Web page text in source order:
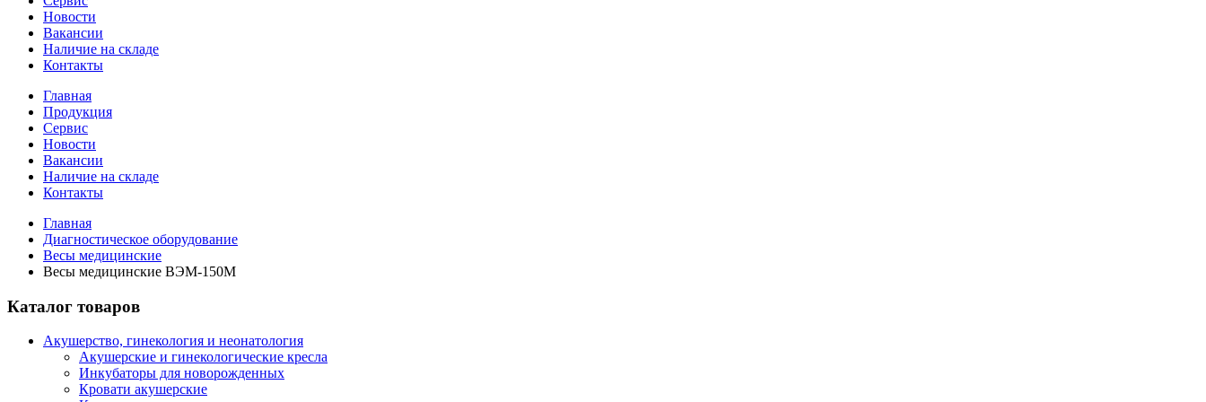
Новости
Вакансии
Наличие на складе
Контакты
Главная
Продукция
Сервис
Новости
Вакансии
Наличие на складе
Контакты
Главная
Диагностическое оборудование
Весы медицинские
Весы медицинские ВЭМ-150М
Каталог товаров
Акушерство, гинекология и неонатология
Акушерские и гинекологические креслa
Инкубаторы для новорожденных
Кровати акушерские